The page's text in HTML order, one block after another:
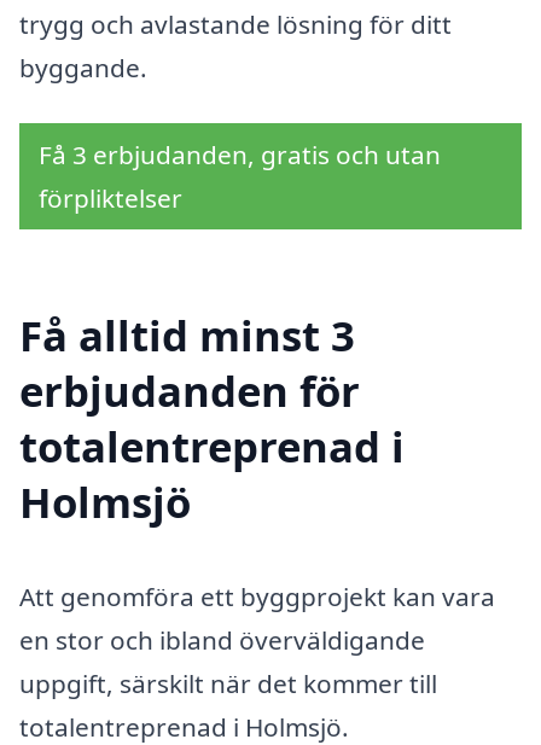
trygg och avlastande lösning för ditt
byggande.
Få 3 erbjudanden, gratis och utan
förpliktelser
Få alltid minst 3
erbjudanden för
totalentreprenad i
Holmsjö
Att genomföra ett byggprojekt kan vara
en stor och ibland överväldigande
uppgift, särskilt när det kommer till
totalentreprenad i Holmsjö.